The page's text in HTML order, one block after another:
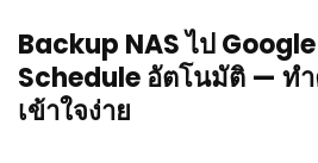
Backup NAS ไป
Schedule อัตโนมัติ — ท
เข้าใจง่าย